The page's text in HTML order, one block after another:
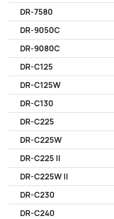
DR-7580
DR-9050C
DR-9080C
DR-C125
DR-C125W
DR-C130
DR-C225
DR-C225W
DR-C225 II
DR-C225W II
DR-C230
DR-C240